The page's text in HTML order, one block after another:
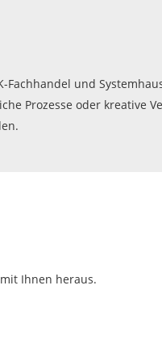
und
Prozesse oder kreative
Ihnen heraus.